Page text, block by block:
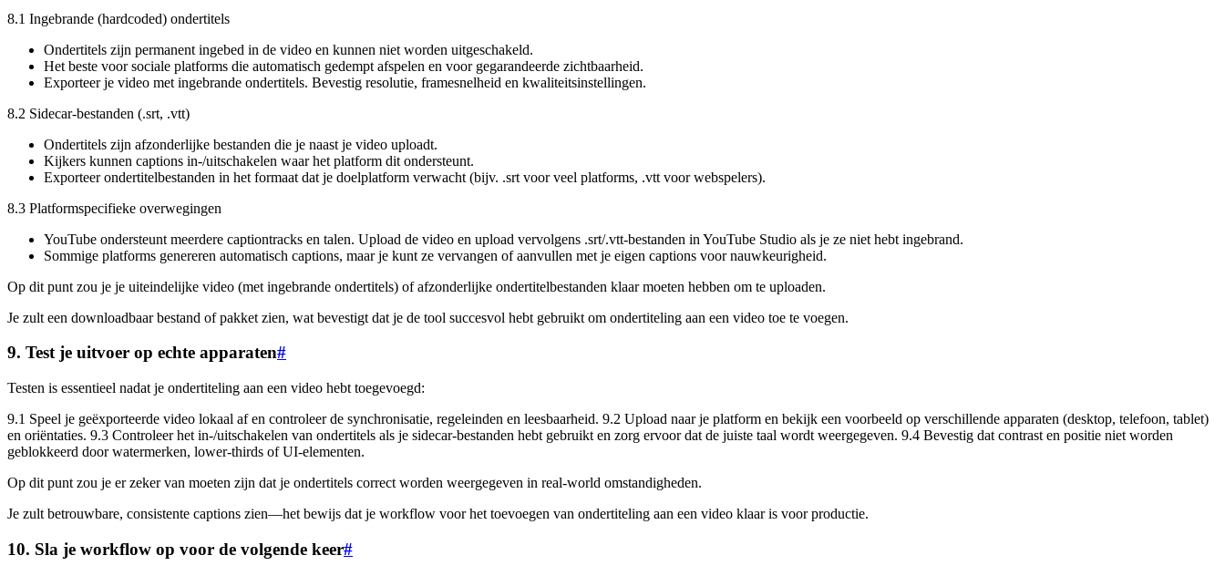
8.1 Ingebrande (hardcoded) ondertitels
Ondertitels zijn permanent ingebed in de video en kunnen niet worden uitgeschakeld.
Het beste voor sociale platforms die automatisch gedempt afspelen en voor gegarandeerde zichtbaarheid.
Exporteer je video met ingebrande ondertitels. Bevestig resolutie, framesnelheid en kwaliteitsinstellingen.
8.2 Sidecar-bestanden (.srt, .vtt)
Ondertitels zijn afzonderlijke bestanden die je naast je video uploadt.
Kijkers kunnen captions in-/uitschakelen waar het platform dit ondersteunt.
Exporteer ondertitelbestanden in het formaat dat je doelplatform verwacht (bijv. .srt voor veel platforms, .vtt voor webspelers).
8.3 Platformspecifieke overwegingen
YouTube ondersteunt meerdere captiontracks en talen. Upload de video en upload vervolgens .srt/.vtt-bestanden in YouTube Studio als je ze niet hebt ingebrand.
Sommige platforms genereren automatisch captions, maar je kunt ze vervangen of aanvullen met je eigen captions voor nauwkeurigheid.
Op dit punt zou je je uiteindelijke video (met ingebrande ondertitels) of afzonderlijke ondertitelbestanden klaar moeten hebben om te uploaden.
Je zult een downloadbaar bestand of pakket zien, wat bevestigt dat je de tool succesvol hebt gebruikt om ondertiteling aan een video toe te voegen.
9. Test je uitvoer op echte apparaten#
Testen is essentieel nadat je ondertiteling aan een video hebt toegevoegd:
9.1 Speel je geëxporteerde video lokaal af en controleer de synchronisatie, regeleinden en leesbaarheid. 9.2 Upload naar je platform en bekijk een voorbeeld op verschillende apparaten (desktop, telefoon, tablet)
en oriëntaties. 9.3 Controleer het in-/uitschakelen van ondertitels als je sidecar-bestanden hebt gebruikt en zorg ervoor dat de juiste taal wordt weergegeven. 9.4 Bevestig dat contrast en positie niet worden
geblokkeerd door watermerken, lower-thirds of UI-elementen.
Op dit punt zou je er zeker van moeten zijn dat je ondertitels correct worden weergegeven in real-world omstandigheden.
Je zult betrouwbare, consistente captions zien—het bewijs dat je workflow voor het toevoegen van ondertiteling aan een video klaar is voor productie.
10. Sla je workflow op voor de volgende keer#